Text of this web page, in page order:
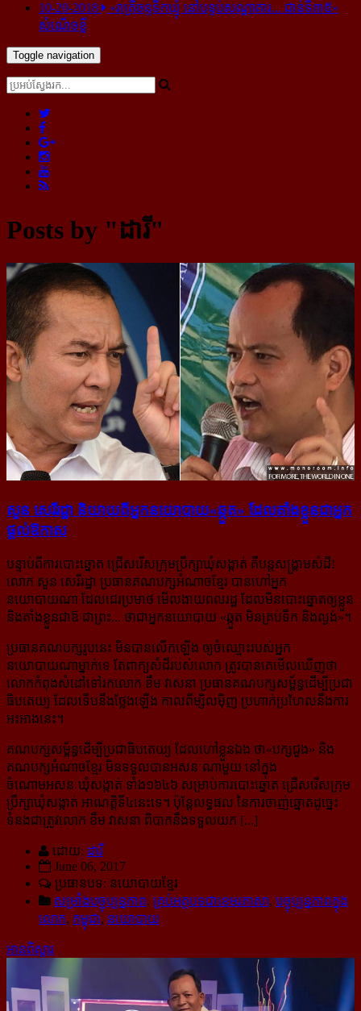
10-20-2018
«រាត្រីចន្ទទឹកឃ្មុំ នៅបន្ទប់សណ្ឋាគារ... ជាន់ទី៣៥»
សំណើចខ្លី
Toggle navigation
Posts by "ដារី"
សួន សេរីរដ្ឋា និយាយ​ពី​អ្នក​នយោបាយ​«ឆ្កួត» ដែល​តាំង​ខ្លួន​ជា​អ្នក​
ផ្ដល់​ឱកាស
បន្ទាប់ពីការបោះឆ្នោត ជ្រើសរើសក្រុមប្រឹក្សាឃុំសង្កាត់ គឺបន្តសង្គ្រាមសំដី!
លោក សួន សេរីរដ្ឋា ប្រធានគណបក្សអំណាចខ្មែរ បានហៅអ្នក
នយោបាយណា ដែលជេរប្រមាថ មើលងាយពលរដ្ឋ ដែលមិនបោះឆ្នោតឲ្យខ្លួន
និងតាំងខ្លួនជាឪ ជាព្រះ... ថាជាអ្នកនយោបាយ «ឆ្កួត មិនគ្រប់ទឹក និងល្ងង់»។
ប្រធានគណបក្សរូបនេះ មិនបានលើកឡើង ឲ្យចំឈ្មោះរបស់អ្នក
នយោបាយណាម្នាក់ទេ តែពាក្យសំដីរបស់លោក ត្រូវបានគេមើលឃើញថា
លោកកំពុងសំដៅទៅរកលោក ខឹម វាសនា ប្រធានគណបក្សសម្ព័ន្ធ​ដើម្បីប្រជា
ធិបតេយ្យ ដែលទើបនឹងថ្លែងឡើង កាលពីម្សិលម៉ិញ ប្រហាក់ប្រហែលនឹងការ
អះអាងនេះ។
គណបក្សសម្ព័ន្ធដើម្បីប្រជាធិបតេយ្យ ដែលហៅខ្លួនឯង ថា«បក្សជួង» និង
គណបក្សអំណាចខ្មែរ មិនទទួលបានអសនៈណាមួយ នៅក្នុង
ចំណោមអសនៈឃុំសង្កាត់ ទាំង១៦៤៦ សម្រាប់ការបោះឆ្នោត ជ្រើសរើសក្រុម
ប្រឹក្សាឃុំសង្កាត់ អាណត្តិទី៤នេះទេ។ ប៉ុន្តែលទ្ធផល នៃការចាញ់ឆ្នោតដូច្នេះ
ទំនងជាត្រូវលោក ខឹម វាសនា ពិបាកនឹងទទួលយក [...]
ដោយ: ដារី
June 06, 2017
ប្រធានបទ: នយោបាយខ្មែរ
សម្រាំងបច្ចុប្បន្នភាព, គ្រប់អត្ថបទជាខេមរភាសា, បច្ចុប្បន្នភាពក្នុង
លោក, កម្ពុជា, នយោបាយ
អានពិស្ដារ